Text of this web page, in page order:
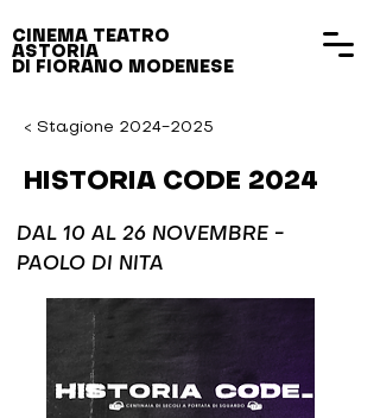
CINEMA TEATRO
ASTORIA
DI FIORANO MODENESE
< Stagione 2024-2025
HISTORIA CODE 2024
DAL 10 AL 26 NOVEMBRE -
PAOLO DI NITA